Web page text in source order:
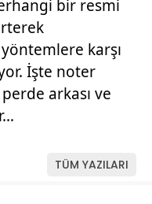
bir resmi
yöntemlere karşı
İşte noter
arkası ve
TÜM YAZILARI